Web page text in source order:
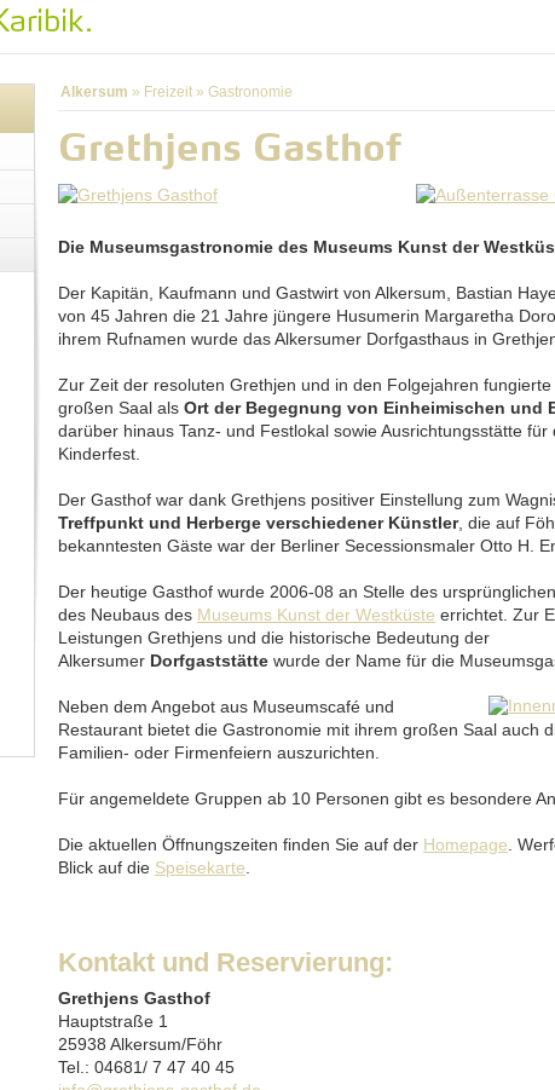
Alkersum » Freizeit » Gastronomie
Grethjens Gasthof
Die Museumsgastronomie des Museums Kunst der
Der Kapitän, Kaufmann und Gastwirt von Alkersum, Bastian
von 45 Jahren die 21 Jahre jüngere Husumerin Margaretha
ihrem Rufnamen wurde das Alkersumer Dorfgasthaus in
Zur Zeit der resoluten Grethjen und in den Folgejahren
großen Saal als Ort der Begegnung von Einheimischen und
darüber hinaus Tanz- und Festlokal sowie Ausrichtungsstätte für
Kinderfest.
Der Gasthof war dank Grethjens positiver Einstellung zum
Treffpunkt und Herberge verschiedener Künstler, die auf
bekanntesten Gäste war der Berliner Secessionsmaler Otto H.
Der heutige Gasthof wurde 2006-08 an Stelle des
des Neubaus des Museums Kunst der Westküste errichtet. Zur
Leistungen Grethjens und die historische Bedeutung der
Alkersumer Dorfgaststätte wurde der Name für die
Neben dem Angebot aus Museumscafé und
Restaurant bietet die Gastronomie mit ihrem großen Saal auch
Familien- oder Firmenfeiern auszurichten.
Für angemeldete Gruppen ab 10 Personen gibt es besondere
Die aktuellen Öffnungszeiten finden Sie auf der Homepage .
Blick auf die Speisekarte
Kontakt und Reservierung:
Grethjens Gasthof
Hauptstraße 1
25938 Alkersum/Föhr
Tel.: 04681/ 7 47 40 45